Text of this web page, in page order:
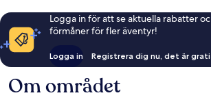
Logga in för att se aktuella rabatter
förmåner för fler äventyr!
Logga in Registrera dig nu, det är
Om området